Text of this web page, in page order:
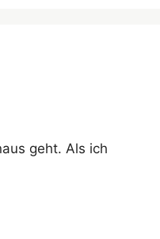
geht. Als ich